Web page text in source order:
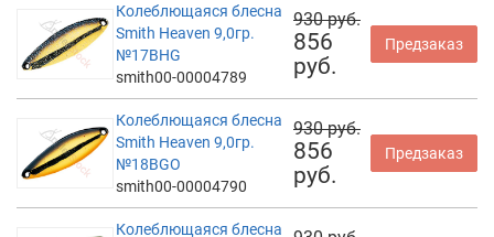
Колеблющаяся блесна
Smith Heaven 9,0гр.
№17BHG
smith00-00004789
930 руб.
856
руб.
Предзаказ
Колеблющаяся блесна
Smith Heaven 9,0гр.
№18BGO
smith00-00004790
930 руб.
856
руб.
Предзаказ
Колеблющаяся блесна